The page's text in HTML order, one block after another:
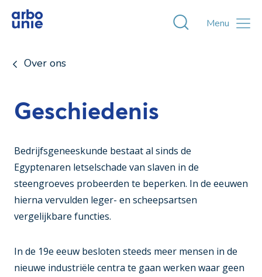
Toggle
Menu
Over ons
Geschiedenis
Bedrijfsgeneeskunde bestaat al sinds de
Egyptenaren letselschade van slaven in de
steengroeves probeerden te beperken. In de eeuwen
hierna vervulden leger- en scheepsartsen
vergelijkbare functies.
In de 19e eeuw besloten steeds meer mensen in de
nieuwe industriële centra te gaan werken waar geen